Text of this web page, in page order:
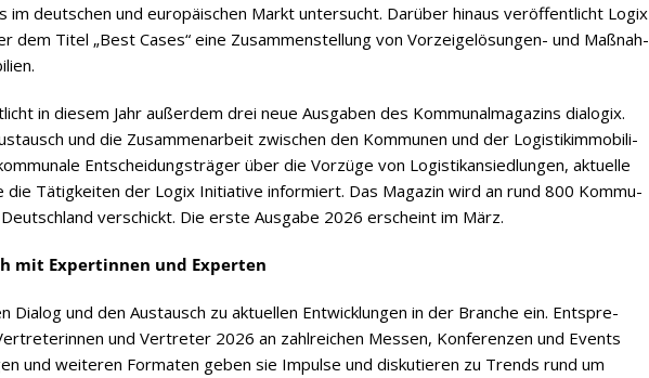
im deut­schen und euro­päi­schen Markt unter­sucht. Dar­über hin­aus ver­öf­fent­licht Logix
dem Titel „Best Cases“ eine Zusam­men­stel­lung von Vor­zei­ge­lö­sun­gen- und Maß­nah­
in die­sem Jahr außer­dem drei neue Aus­ga­ben des Kom­mu­nal­ma­ga­zins dia­lo­gix.
und die Zusam­men­ar­beit zwi­schen den Kom­mu­nen und der Logis­tik­im­mo­bi­li­
Ent­schei­dungs­trä­ger über die Vor­züge von Logis­tik­an­sied­lun­gen, aktu­elle
die Tätig­kei­ten der Logix Initia­tive infor­miert. Das Maga­zin wird an rund 800 Kom­mu­
ver­schickt. Die erste Aus­gabe 2026 erscheint im März.
mit Exper­tin­nen und Experten
Dia­log und den Aus­tausch zu aktu­el­len Ent­wick­lun­gen in der Bran­che ein. Ent­spre­
und Ver­tre­ter 2026 an zahl­rei­chen Mes­sen, Kon­fe­ren­zen und Events
und wei­te­ren For­ma­ten geben sie Impulse und dis­ku­tie­ren zu Trends rund um